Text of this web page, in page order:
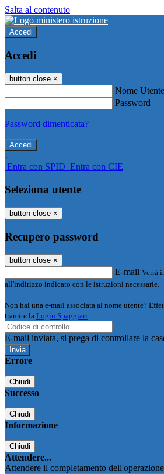
Salta al contenuto
Accedi
Accedi
button close ×
Nome Utente
Password
Password dimenticata?
-
Entra con SPID Entra con CIE
Seleziona utente
button close ×
Recupero password
button close ×
E-mail Verrà
all'indirizzo indicato con le istruzioni necessarie.
Non hai una e-mail associata al nome utente?
tramite la Login Spaggiari
E-mail inviata, si prega di controllare la
Errore
Chiudi
Successo
Chiudi
Informazione
Chiudi
Attendere...
Attendere il completamento